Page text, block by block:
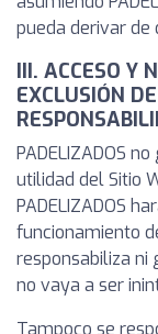
pueda derivar de
III. ACCESO Y
EXCLUSIÓN
PADELIZADOS
utilidad del Sitio
PADELIZADOS
funcionamiento
responsabiliza ni
no vaya a ser
Tampoco se